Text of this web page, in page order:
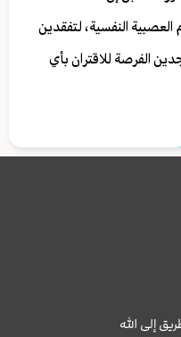
النفسية، لتفقدين
الفرصة للاقتران بأي
إلى الله